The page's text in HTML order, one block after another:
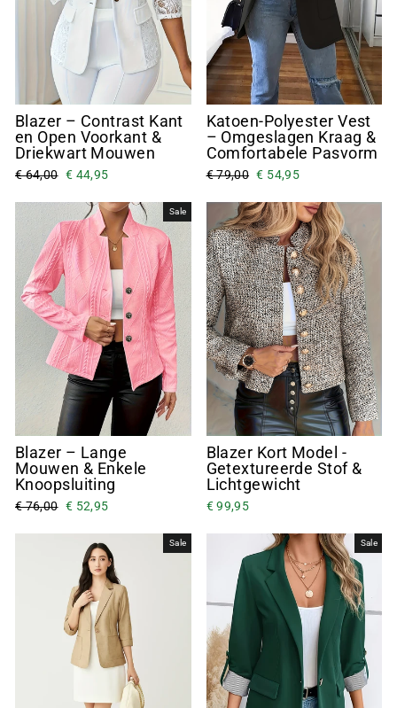
Blazer – Contrast Kant
en Open Voorkant &
Driekwart Mouwen
€ 64,00 € 44,95
Katoen-Polyester Vest
– Omgeslagen Kraag &
Comfortabele Pasvorm
€ 79,00 € 54,95
Sale
Blazer – Lange
Mouwen & Enkele
Knoopsluiting
€ 76,00 € 52,95
Blazer Kort Model -
Getextureerde Stof &
Lichtgewicht
€ 99,95
Sale Sale